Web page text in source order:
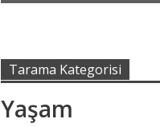
Tarama Kategorisi
Yaşam